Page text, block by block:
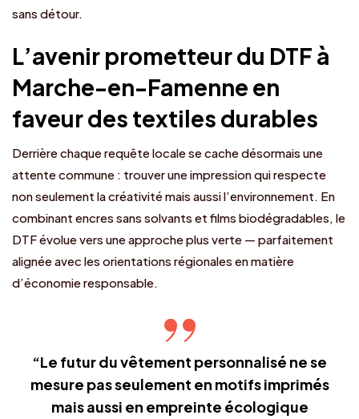
sans détour.
L’avenir prometteur du DTF à
Marche-en-Famenne en
faveur des textiles durables
Derrière chaque requête locale se cache désormais une
attente commune : trouver une impression qui respecte
non seulement la créativité mais aussi l’environnement. En
combinant encres sans solvants et films biodégradables, le
DTF évolue vers une approche plus verte — parfaitement
alignée avec les orientations régionales en matière
d’économie responsable.
“Le futur du vêtement personnalisé ne se
mesure pas seulement en motifs imprimés
mais aussi en empreinte écologique